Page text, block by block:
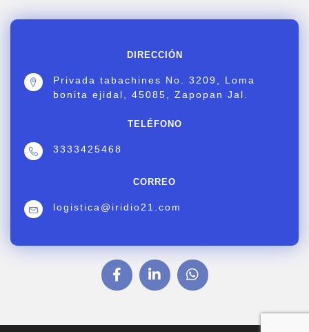
DIRECCIÓN
Privada tabachines No. 3209, Loma
bonita ejidal, 45085, Zapopan Jal.
TELÉFONO
3333425468
CORREO
logistica@iridio21.com